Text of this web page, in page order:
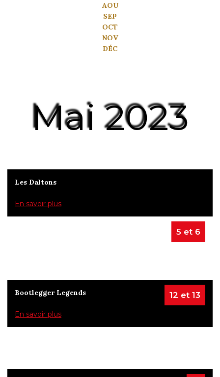
AOU
SEP
OCT
NOV
DÉC
Mai 2023
Les Daltons
En savoir plus
5 et 6
12 et 13
Bootlegger Legends
En savoir plus